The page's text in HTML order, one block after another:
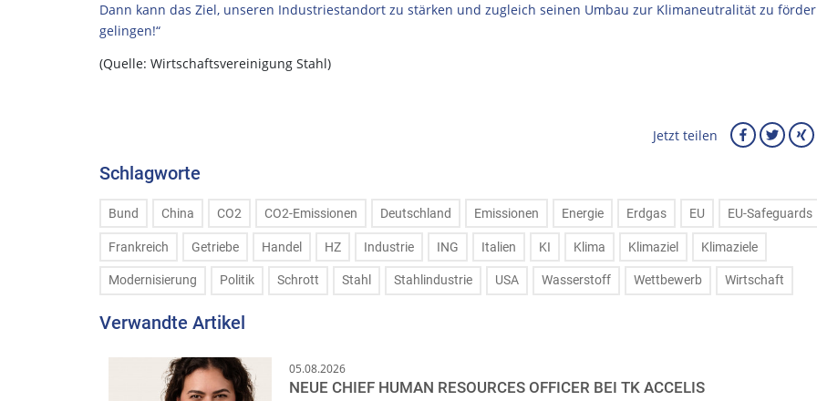
Dann kann das Ziel, unseren Industriestandort zu stärken und zugleich seinen Umbau zur Klimaneutralität zu
gelingen!“
(Quelle: Wirtschaftsvereinigung Stahl)
Jetzt teilen
Schlagworte
Bund China CO2 CO2-Emissionen Deutschland Emissionen Energie Erdgas EU EU-Safeguards
Frankreich Getriebe Handel HZ Industrie ING Italien KI Klima Klimaziel Klimaziele
Modernisierung Politik Schrott Stahl Stahlindustrie USA Wasserstoff Wettbewerb Wirtschaft
Verwandte Artikel
05.08.2026
NEUE CHIEF HUMAN RESOURCES OFFICER BEI TK ACCELIS